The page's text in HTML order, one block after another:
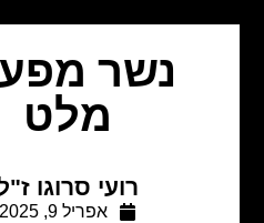
נשר מפעלי
מלט
רועי סרוגו ז"ל
אפריל 9, 2025